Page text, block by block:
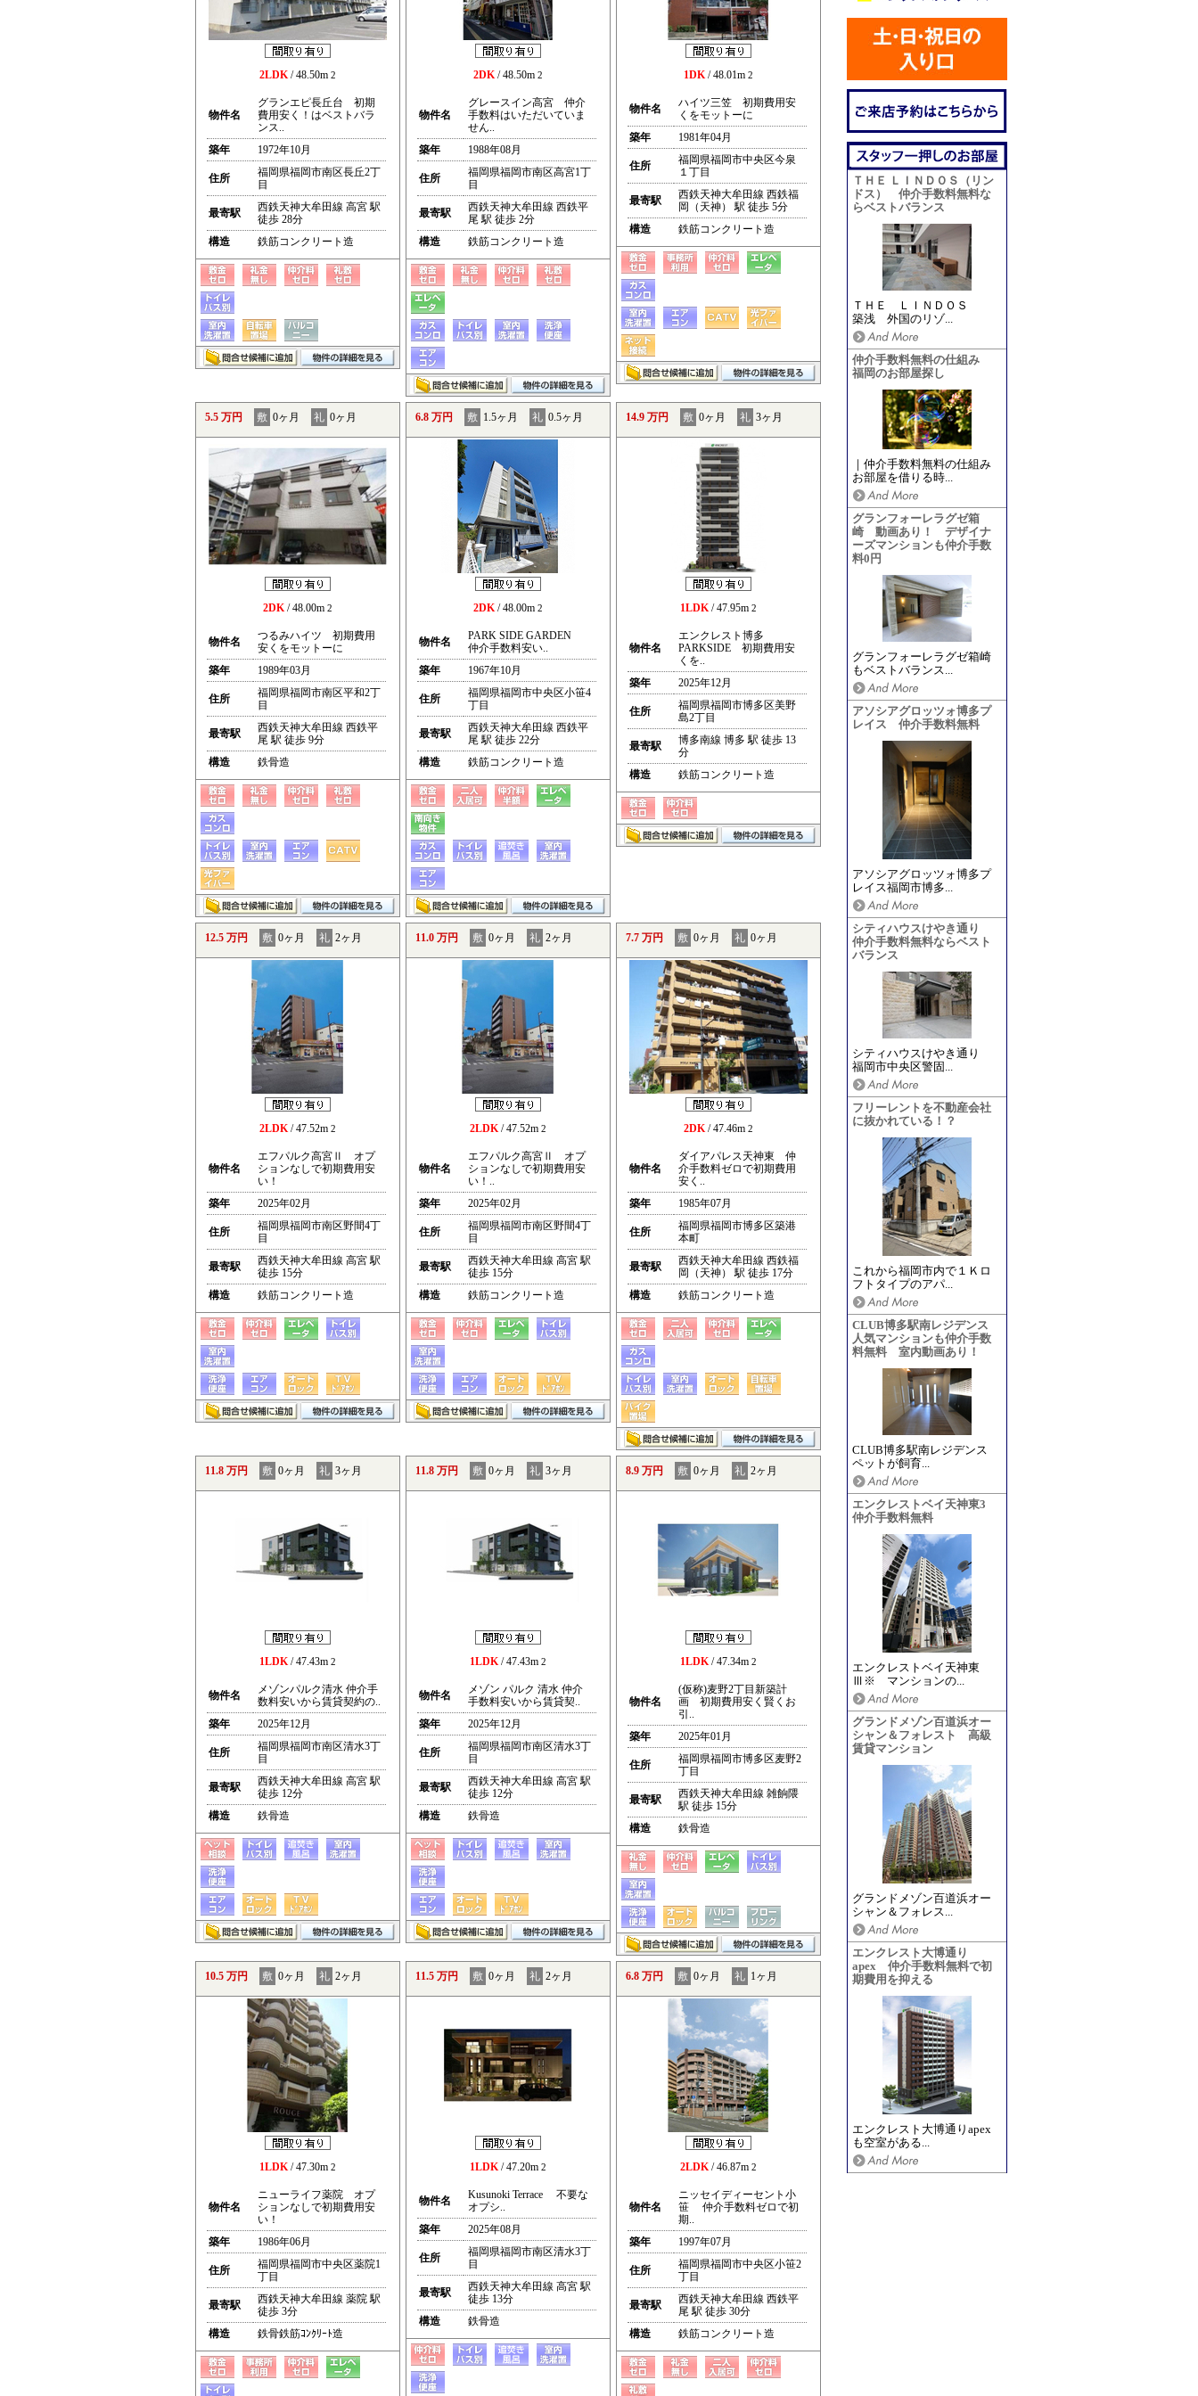
ＴＨＥ ＬＩＮＤＯＳ（リン
ドス） 仲介手数料無料な
らベストバランス
ＴＨＥ ＬＩＮＤＯＳ
築浅 外国のリゾ...
仲介手数料無料の仕組み
福岡のお部屋探し
｜仲介手数料無料の仕組み
お部屋を借りる時...
グランフォーレラグゼ箱
崎 動画あり！ デザイナ
ーズマンションも仲介手数
料0円
グランフォーレラグゼ箱崎
もベストバランス...
アソシアグロッツォ博多プ
レイス 仲介手数料無料
アソシアグロッツォ博多プ
レイス福岡市博多...
シティハウスけやき通り
仲介手数料無料ならベスト
バランス
シティハウスけやき通り
福岡市中央区警固...
フリーレントを不動産会社
に抜かれている！？
これから福岡市内で１Ｋロ
フトタイプのアパ...
CLUB博多駅南レジデンス
人気マンションも仲介手数
料無料 室内動画あり！
CLUB博多駅南レジデンス
ペットが飼育...
エンクレストベイ天神東3
仲介手数料無料
エンクレストベイ天神東
Ⅲ※ マンションの...
グランドメゾン百道浜オー
シャン＆フォレスト 高級
賃貸マンション
グランドメゾン百道浜オー
シャン＆フォレス...
エンクレスト大博通り
apex 仲介手数料無料で初
期費用を抑える
エンクレスト大博通りapex
も空室がある...
2LDK/ 48.50m 2
物件名
グランエピ長丘台 初期
費用安く！はベストバラ
ンス..
築年
1972年10月
住所
福岡県福岡市南区長丘2丁
目
最寄駅
西鉄天神大牟田線 高宮 駅
徒歩 28分
構造
鉄筋コンクリート造
2DK/ 48.50m 2
物件名
グレースイン高宮 仲介
手数料はいただいていま
せん..
築年
1988年08月
住所
福岡県福岡市南区高宮1丁
目
最寄駅
西鉄天神大牟田線 西鉄平
尾 駅 徒歩 2分
構造
鉄筋コンクリート造
1DK/ 48.01m 2
物件名
ハイツ三笠 初期費用安
くをモットーに
築年
1981年04月
住所
福岡県福岡市中央区今泉
１丁目
最寄駅
西鉄天神大牟田線 西鉄福
岡（天神） 駅 徒歩 5分
構造
鉄筋コンクリート造
5.5 万円 敷 0ヶ月 礼 0ヶ月
2DK/ 48.00m 2
物件名
つるみハイツ 初期費用
安くをモットーに
築年
1989年03月
住所
福岡県福岡市南区平和2丁
目
最寄駅
西鉄天神大牟田線 西鉄平
尾 駅 徒歩 9分
構造
鉄骨造
6.8 万円 敷 1.5ヶ月 礼 0.5ヶ月
2DK/ 48.00m 2
物件名
PARK SIDE GARDEN
仲介手数料安い..
築年
1967年10月
住所
福岡県福岡市中央区小笹4
丁目
最寄駅
西鉄天神大牟田線 西鉄平
尾 駅 徒歩 22分
構造
鉄筋コンクリート造
14.9 万円 敷 0ヶ月 礼 3ヶ月
1LDK/ 47.95m 2
物件名
エンクレスト博多
PARKSIDE 初期費用安
くを..
築年
2025年12月
住所
福岡県福岡市博多区美野
島2丁目
最寄駅
博多南線 博多 駅 徒歩 13
分
構造
鉄筋コンクリート造
12.5 万円 敷 0ヶ月 礼 2ヶ月
2LDK/ 47.52m 2
物件名
エフパルク高宮Ⅱ オプ
ションなしで初期費用安
い！
築年
2025年02月
住所
福岡県福岡市南区野間4丁
目
最寄駅
西鉄天神大牟田線 高宮 駅
徒歩 15分
構造
鉄筋コンクリート造
11.0 万円 敷 0ヶ月 礼 2ヶ月
2LDK/ 47.52m 2
物件名
エフパルク高宮Ⅱ オプ
ションなしで初期費用安
い！..
築年
2025年02月
住所
福岡県福岡市南区野間4丁
目
最寄駅
西鉄天神大牟田線 高宮 駅
徒歩 15分
構造
鉄筋コンクリート造
7.7 万円 敷 0ヶ月 礼 0ヶ月
2DK/ 47.46m 2
物件名
ダイアパレス天神東 仲
介手数料ゼロで初期費用
安く..
築年
1985年07月
住所
福岡県福岡市博多区築港
本町
最寄駅
西鉄天神大牟田線 西鉄福
岡（天神） 駅 徒歩 17分
構造
鉄筋コンクリート造
11.8 万円 敷 0ヶ月 礼 3ヶ月
1LDK/ 47.43m 2
物件名
メゾンパルク清水 仲介手
数料安いから賃貸契約の..
築年
2025年12月
住所
福岡県福岡市南区清水3丁
目
最寄駅
西鉄天神大牟田線 高宮 駅
徒歩 12分
構造
鉄骨造
11.8 万円 敷 0ヶ月 礼 3ヶ月
1LDK/ 47.43m 2
物件名
メゾン パルク 清水 仲介
手数料安いから賃貸契..
築年
2025年12月
住所
福岡県福岡市南区清水3丁
目
最寄駅
西鉄天神大牟田線 高宮 駅
徒歩 12分
構造
鉄骨造
8.9 万円 敷 0ヶ月 礼 2ヶ月
1LDK/ 47.34m 2
物件名
(仮称)麦野2丁目新築計
画 初期費用安く賢くお
引..
築年
2025年01月
住所
福岡県福岡市博多区麦野2
丁目
最寄駅
西鉄天神大牟田線 雑餉隈
駅 徒歩 15分
構造
鉄骨造
10.5 万円 敷 0ヶ月 礼 2ヶ月
1LDK/ 47.30m 2
物件名
ニューライフ薬院 オプ
ションなしで初期費用安
い！
築年
1986年06月
住所
福岡県福岡市中央区薬院1
丁目
最寄駅
西鉄天神大牟田線 薬院 駅
徒歩 3分
構造
鉄骨鉄筋ｺﾝｸﾘｰﾄ造
11.5 万円 敷 0ヶ月 礼 2ヶ月
1LDK/ 47.20m 2
物件名
Kusunoki Terrace 不要な
オプシ..
築年
2025年08月
住所
福岡県福岡市南区清水3丁
目
最寄駅
西鉄天神大牟田線 高宮 駅
徒歩 13分
構造
鉄骨造
6.8 万円 敷 0ヶ月 礼 1ヶ月
2LDK/ 46.87m 2
物件名
ニッセイディーセント小
笹 仲介手数料ゼロで初
期..
築年
1997年07月
住所
福岡県福岡市中央区小笹2
丁目
最寄駅
西鉄天神大牟田線 西鉄平
尾 駅 徒歩 30分
構造
鉄筋コンクリート造